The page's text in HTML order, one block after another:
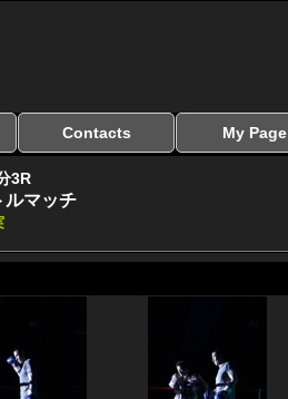
Contacts My Page
3R
ルマッチ